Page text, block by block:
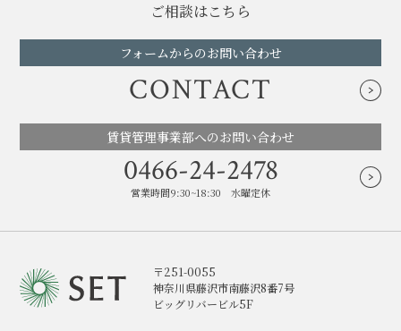
ご相談はこちら
フォームからのお問い合わせ
CONTACT
賃貸管理事業部へのお問い合わせ
0466-24-2478
営業時間9:30~18:30 水曜定休
〒251-0055
神奈川県藤沢市南藤沢8番7号
ビッグリバービル5F